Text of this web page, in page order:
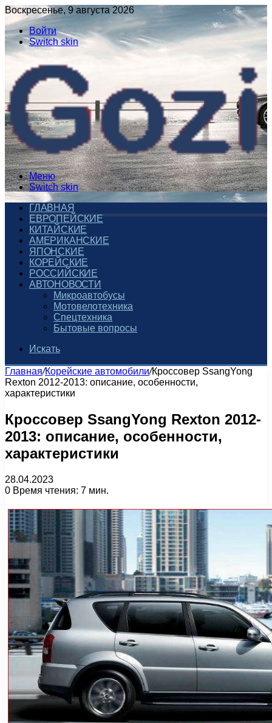
Воскресенье, 9 августа 2026
Войти
Switch skin
Меню
Switch skin
ГЛАВНАЯ
ЕВРОПЕЙСКИЕ
КИТАЙСКИЕ
АМЕРИКАНСКИЕ
ЯПОНСКИЕ
КОРЕЙСКИЕ
РОССИЙСКИЕ
АВТОНОВОСТИ
Микроавтобусы
Мотовелотехника
Спецтехника
Бытовые вопросы
Искать
Главная/Корейские автомобили/Кроссовер SsangYong
Rexton 2012-2013: описание, особенности,
характеристики
Кроссовер SsangYong Rexton 2012-
2013: описание, особенности,
характеристики
28.04.2023
0 Время чтения: 7 мин.